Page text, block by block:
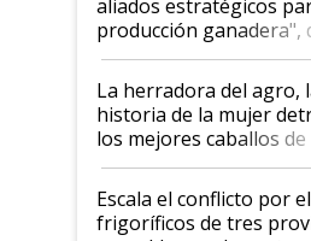
foco en la carne
aliados estratégicos
producción ganadera",
la iniciativa que ya
establecimientos en
La herradora del agro,
historia de la mujer
los mejores caballos de
Argentina y los mitos
todavía hacen sufrir a
animales: "Mientras me
descalificaban, yo seguí
Escala el conflicto por el
frigoríficos de tres